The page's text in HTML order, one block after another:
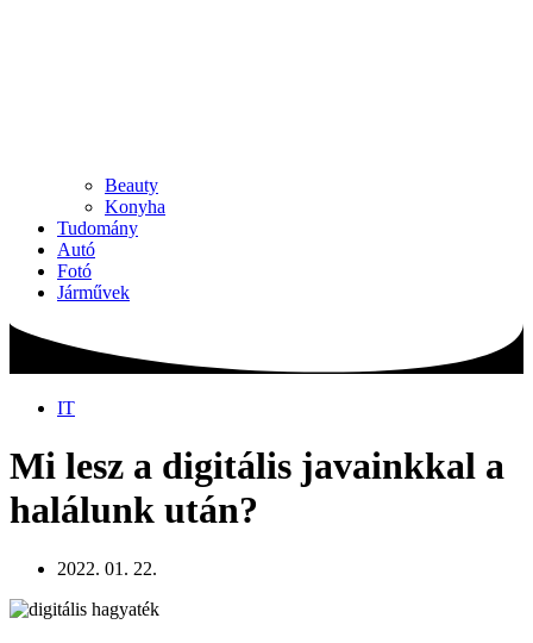
Beauty
Konyha
Tudomány
Autó
Fotó
Járművek
IT
Mi lesz a digitális javainkkal a
halálunk után?
2022. 01. 22.